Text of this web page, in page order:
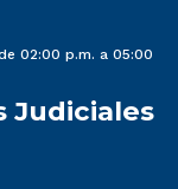
02:00 p.m. a 05:00
Judiciales